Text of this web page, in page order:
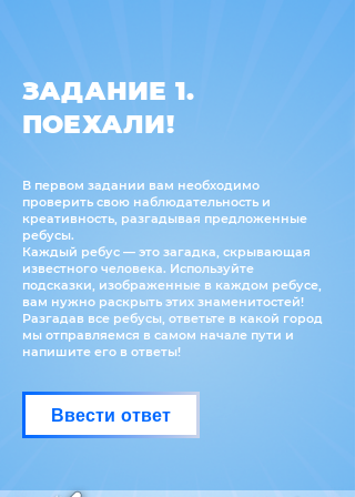
ЗАДАНИЕ 1.
ПОЕХАЛИ!
В первом задании вам необходимо
проверить свою наблюдательность и
креативность, разгадывая предложенные
ребусы.
Каждый ребус — это загадка, скрывающая
известного человека. Используйте
подсказки, изображенные в каждом ребусе,
вам нужно раскрыть этих знаменитостей!
Разгадав все ребусы, ответьте в какой город
мы отправляемся в самом начале пути и
напишите его в ответы!
Ввести ответ